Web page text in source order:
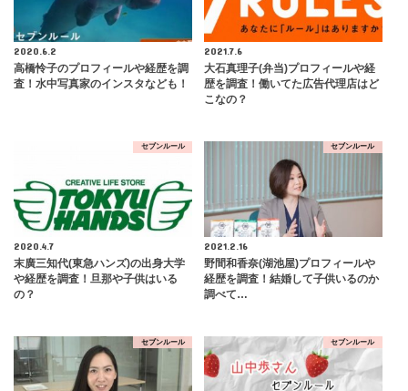
2020.6.2
高橋怜子のプロフィールや経歴を調
査！水中写真家のインスタなども！
2021.7.6
大石真理子(弁当)プロフィールや経
歴を調査！働いてた広告代理店はど
こなの？
セブンルール
2020.4.7
末廣三知代(東急ハンズ)の出身大学
や経歴を調査！旦那や子供はいる
の？
セブンルール
2021.2.16
野間和香奈(湖池屋)プロフィールや
経歴を調査！結婚して子供いるのか
調べて…
セブンルール セブンルール